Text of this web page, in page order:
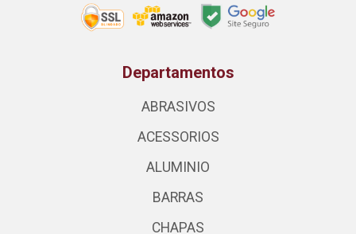
Departamentos
ABRASIVOS
ACESSORIOS
ALUMINIO
BARRAS
CHAPAS